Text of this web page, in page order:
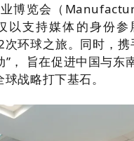
博览会（
以支持媒体的身份参
环球之旅。同时，
， 旨在促进中国与
战略打下基石。